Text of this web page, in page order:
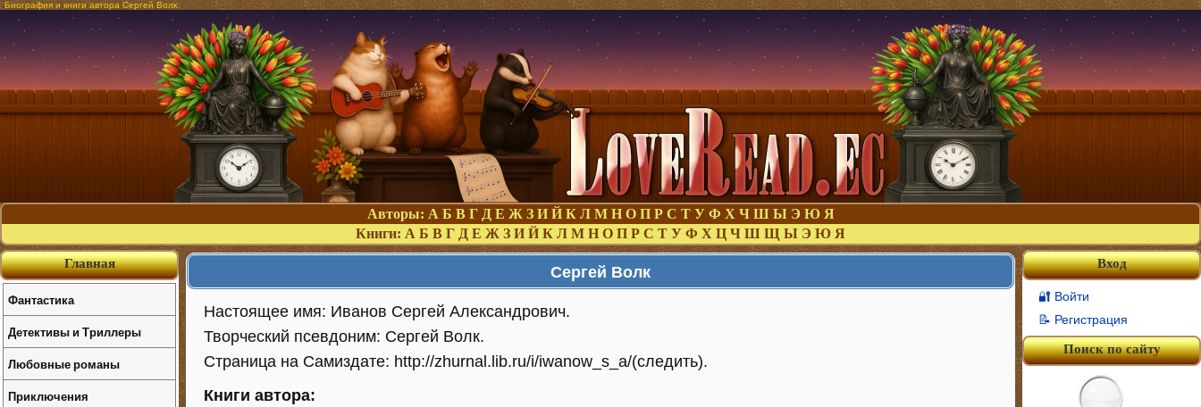
Биография и книги автора Сергей Волк
Авторы: А Б В Г Д Е Ж З И Й К Л М Н О П Р С Т У Ф Х Ч Ш Ы Э Ю Я
Книги: А Б В Г Д Е Ж З И Й К Л М Н О П Р С Т У Ф Х Ц Ч Ш Щ Ы Э Ю Я
Сергей Волк
Настоящее имя: Иванов Сергей Александрович.
Творческий псевдоним: Сергей Волк.
Страница на Самиздате: http://zhurnal.lib.ru/i/iwanow_s_a/(следить).
Книги автора:
Вход
🔐 Войти
📝 Регистрация
Поиск по сайту
Главная
Фантастика
Детективы и Триллеры
Любовные романы
Приключения